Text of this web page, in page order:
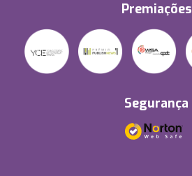
Premiações
Segurança